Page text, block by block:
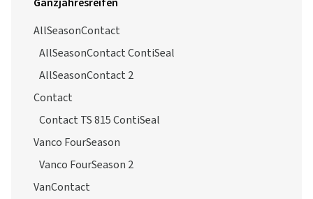
AllSeasonContact
AllSeasonContact ContiSeal
AllSeasonContact 2
Contact
Contact TS 815 ContiSeal
Vanco FourSeason
Vanco FourSeason 2
VanContact